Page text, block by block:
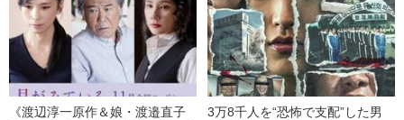
《渡辺淳一原作＆娘・渡邉直子
3万8千人を“恐怖で支配”した男